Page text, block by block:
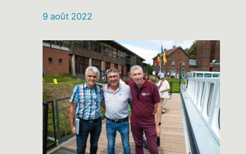
9 août 2022